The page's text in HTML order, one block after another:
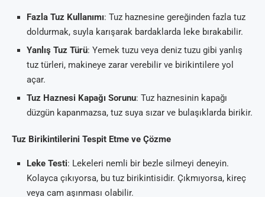
Fazla Tuz Kullanımı: Tuz haznesine gereğinden fazla tuz
doldurmak, suyla karışarak bardaklarda leke bırakabilir.
Yanlış Tuz Türü: Yemek tuzu veya deniz tuzu gibi yanlış
tuz türleri, makineye zarar verebilir ve birikintilere yol
açar.
Tuz Haznesi Kapağı Sorunu: Tuz haznesinin kapağı
düzgün kapanmazsa, tuz suya sızar ve bulaşıklarda birikir.
Tuz Birikintilerini Tespit Etme ve Çözme
Leke Testi: Lekeleri nemli bir bezle silmeyi deneyin.
Kolayca çıkıyorsa, bu tuz birikintisidir. Çıkmıyorsa, kireç
veya cam aşınması olabilir.